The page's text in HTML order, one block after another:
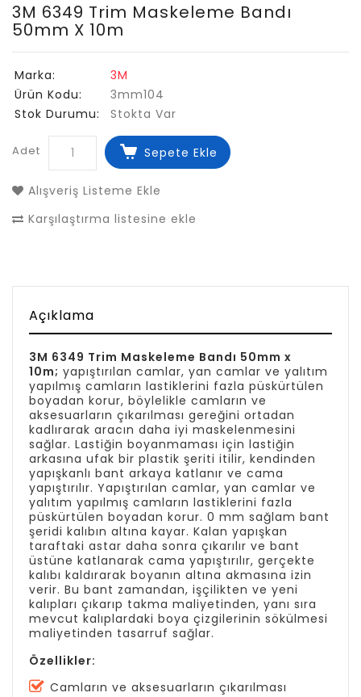
3M 6349 Trim Maskeleme Bandı
50mm X 10m
Marka:
3M
Ürün Kodu:
3mm104
Stok Durumu:
Stokta Var
Adet Sepete Ekle
Alışveriş Listeme Ekle
Karşılaştırma listesine ekle
Açıklama
3M 6349 Trim Maskeleme Bandı 50mm x
10m; yapıştırılan camlar, yan camlar ve yalıtım
yapılmış camların lastiklerini fazla püskürtülen
boyadan korur, böylelikle camların ve
aksesuarların çıkarılması gereğini ortadan
kadlırarak aracın daha iyi maskelenmesini
sağlar. Lastiğin boyanmaması için lastiğin
arkasına ufak bir plastik şeriti itilir, kendinden
yapışkanlı bant arkaya katlanır ve cama
yapıştırılır. Yapıştırılan camlar, yan camlar ve
yalıtım yapılmış camların lastiklerini fazla
püskürtülen boyadan korur. 0 mm sağlam bant
şeridi kalıbın altına kayar. Kalan yapışkan
taraftaki astar daha sonra çıkarılır ve bant
üstüne katlanarak cama yapıştırılır, gerçekte
kalıbı kaldırarak boyanın altına akmasına izin
verir. Bu bant zamandan, işçilikten ve yeni
kalıpları çıkarıp takma maliyetinden, yanı sıra
mevcut kalıplardaki boya çizgilerinin sökülmesi
maliyetinden tasarruf sağlar.
Özellikler:
Camların ve aksesuarların çıkarılması